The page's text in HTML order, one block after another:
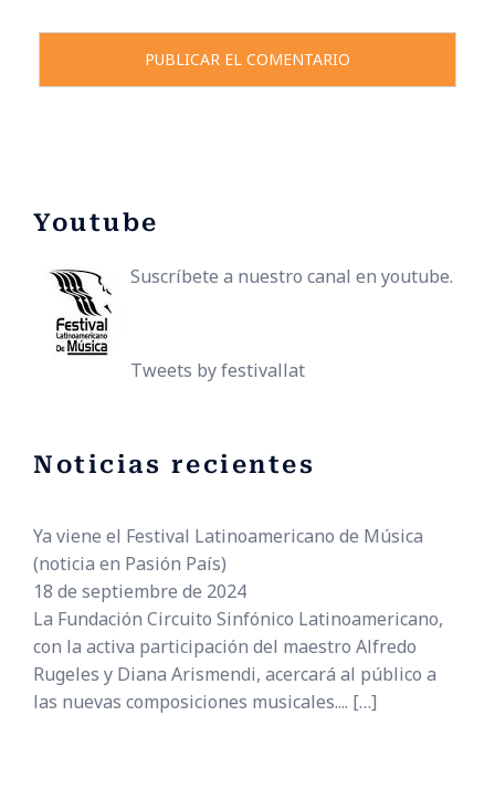
Youtube
Suscríbete a nuestro canal en youtube.
Tweets by festivallat
Noticias recientes
Ya viene el Festival Latinoamericano de Música
(noticia en Pasión País)
18 de septiembre de 2024
La Fundación Circuito Sinfónico Latinoamericano,
con la activa participación del maestro Alfredo
Rugeles y Diana Arismendi, acercará al público a
las nuevas composiciones musicales.... […]